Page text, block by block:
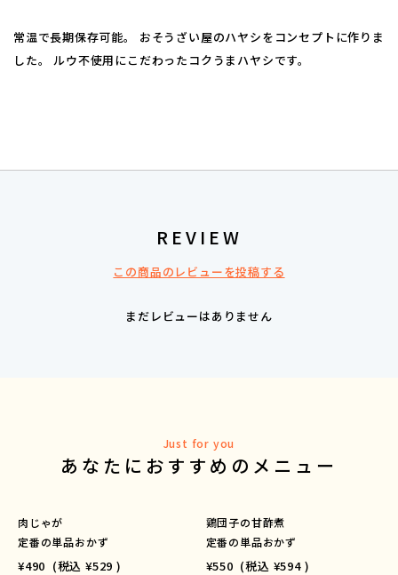
常温で長期保存可能。 おそうざい屋のハヤシをコンセプトに作りま
した。 ルウ不使用にこだわったコクうまハヤシです。
REVIEW
この商品のレビューを投稿する
まだレビューはありません
Just for you
あなたにおすすめのメニュー
肉じゃが
定番の単品おかず
¥490 (税込 ¥529 )
鶏団子の甘酢煮
定番の単品おかず
¥550 (税込 ¥594 )